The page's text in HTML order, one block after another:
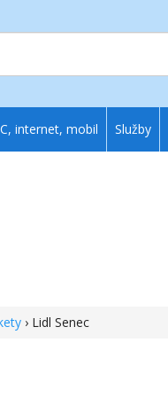
› Lidl Senec
internet, mobil Služby